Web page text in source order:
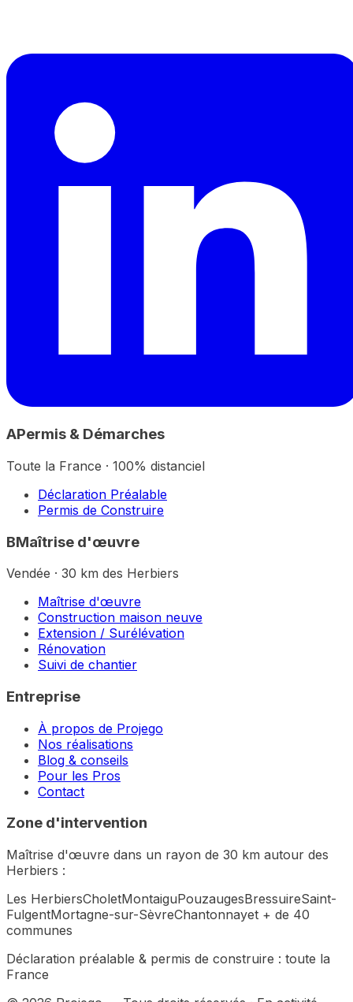
APermis & Démarches
Toute la France · 100% distanciel
Déclaration Préalable
Permis de Construire
BMaîtrise d'œuvre
Vendée · 30 km des Herbiers
Maîtrise d'œuvre
Construction maison neuve
Extension / Surélévation
Rénovation
Suivi de chantier
Entreprise
À propos de Projego
Nos réalisations
Blog & conseils
Pour les Pros
Contact
Zone d'intervention
Maîtrise d'œuvre dans un rayon de 30 km autour des
Herbiers :
Les HerbiersCholetMontaiguPouzaugesBressuireSaint-
FulgentMortagne-sur-SèvreChantonnayet + de 40
communes
Déclaration préalable & permis de construire : toute la
France